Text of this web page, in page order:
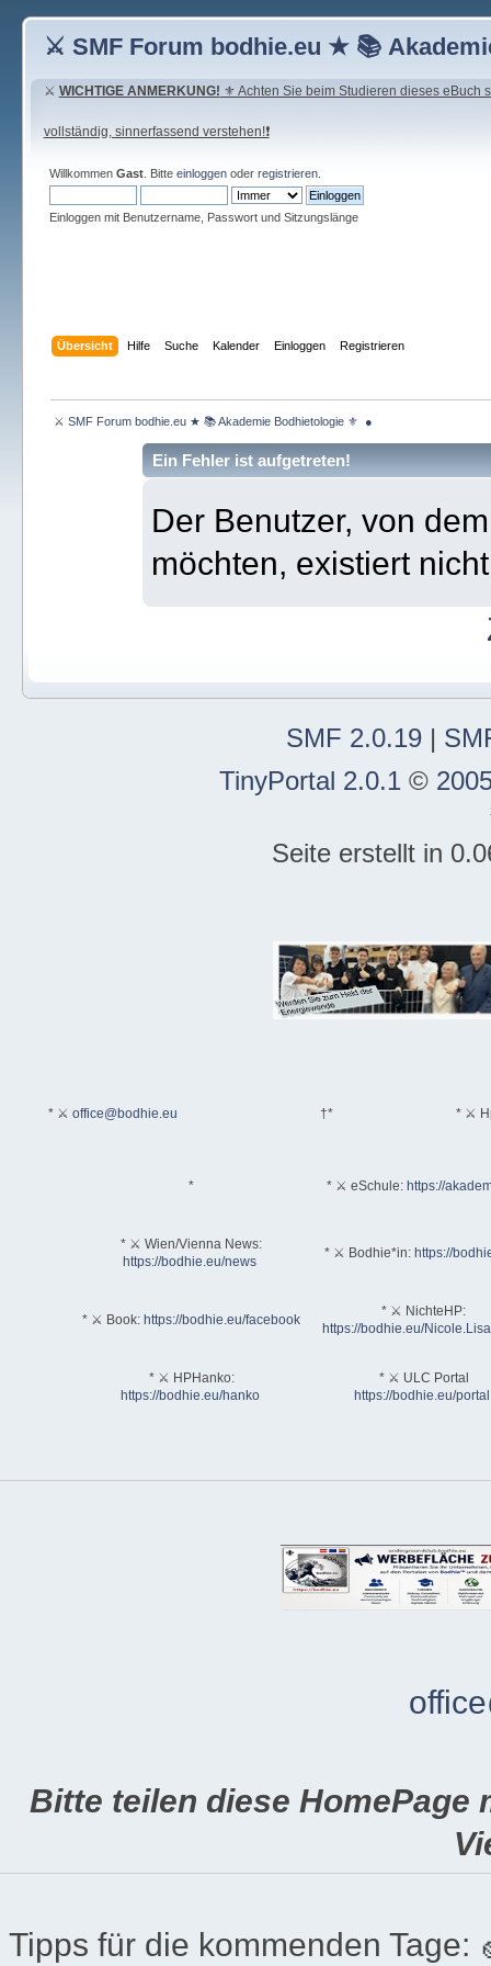
⚔ SMF Forum bodhie.eu ★ 📚
⚔ WICHTIGE ANMERKUNG! ⚜ Achten Sie beim Studieren dieses eBuch
vollständig, sinnerfassend verstehen!❗
Willkommen Gast. Bitte einloggenoder registrieren.
Einloggen mit Benutzername, Passwort und Sitzungslänge
Übersicht Hilfe Suche Kalender Einloggen Registrieren
⚔ SMF Forum bodhie.eu ★ 📚 Akademie Bodhietologie ⚜  ●
Ein Fehler ist aufgetreten!
Der Benutzer, von
möchten, existiert
SMF 2.0.19|
TinyPortal 2.0.1©
Seite erstellt in
* ⚔ office@bodhie.eu †* * ⚔
* * ⚔ eSchule: https://
* ⚔ Wien/Vienna News:
https://bodhie.eu/news
* ⚔ Bodhie*in: https://
* ⚔ Book: https://bodhie.eu/facebook
* ⚔ NichteHP:
https://bodhie.eu/
* ⚔ HPHanko:
https://bodhie.eu/hanko
* ⚔ ULC Portal
https://bodhie.eu/portal
Bitte teilen diese HomePage
Tipps für die kommenden